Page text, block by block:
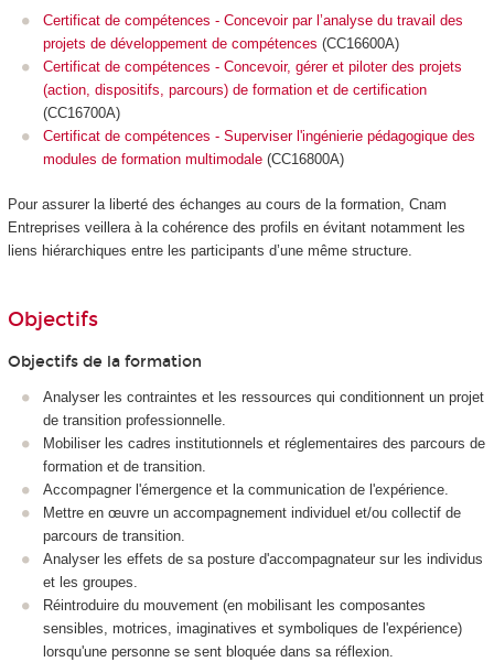
Certificat de compétences - Concevoir par l’analyse du travail des
projets de développement de compétences (CC16600A)
Certificat de compétences - Concevoir, gérer et piloter des projets
(action, dispositifs, parcours) de formation et de certification
(CC16700A)
Certificat de compétences - Superviser l'ingénierie pédagogique des
modules de formation multimodale (CC16800A)
Pour assurer la liberté des échanges au cours de la formation, Cnam
Entreprises veillera à la cohérence des profils en évitant notamment les
liens hiérarchiques entre les participants d’une même structure.
Objectifs
Objectifs de la formation
Analyser les contraintes et les ressources qui conditionnent un projet
de transition professionnelle.
Mobiliser les cadres institutionnels et réglementaires des parcours de
formation et de transition.
Accompagner l'émergence et la communication de l'expérience.
Mettre en œuvre un accompagnement individuel et/ou collectif de
parcours de transition.
Analyser les effets de sa posture d'accompagnateur sur les individus
et les groupes.
Réintroduire du mouvement (en mobilisant les composantes
sensibles, motrices, imaginatives et symboliques de l'expérience)
lorsqu'une personne se sent bloquée dans sa réflexion.